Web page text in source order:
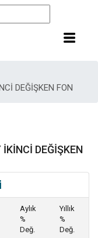
DEĞİŞKEN FON
DEĞİŞKEN
Aylık
%
Değ.
Yıllık
%
Değ.